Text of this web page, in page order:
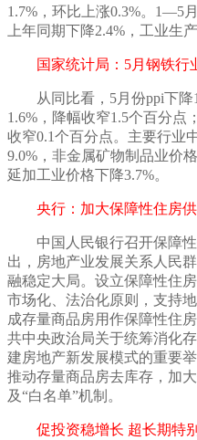
1.7%，环比上涨0.3%。1—5
上年同期下降2.4%，工业生
国家统计局： 5月钢铁行
从同比看， 5月份ppi下
1.6%，降幅收窄1.5个百分点
收窄0.1个百分点。主要行业
9.0%，非金属矿物制品业价
延加工业价格下降3.7%。
央行：加大保障性住房
中国人民银行召开保障
出，房地产业发展关系人民
融稳定大局。设立保障性住
市场化、法治化原则，支持
成存量商品房用作保障性住
共中央政治局关于统筹消化
建房地产新发展模式的重要
推动存量商品房去库存，加
及“白名单”机制。
促投资稳增长 超长期特